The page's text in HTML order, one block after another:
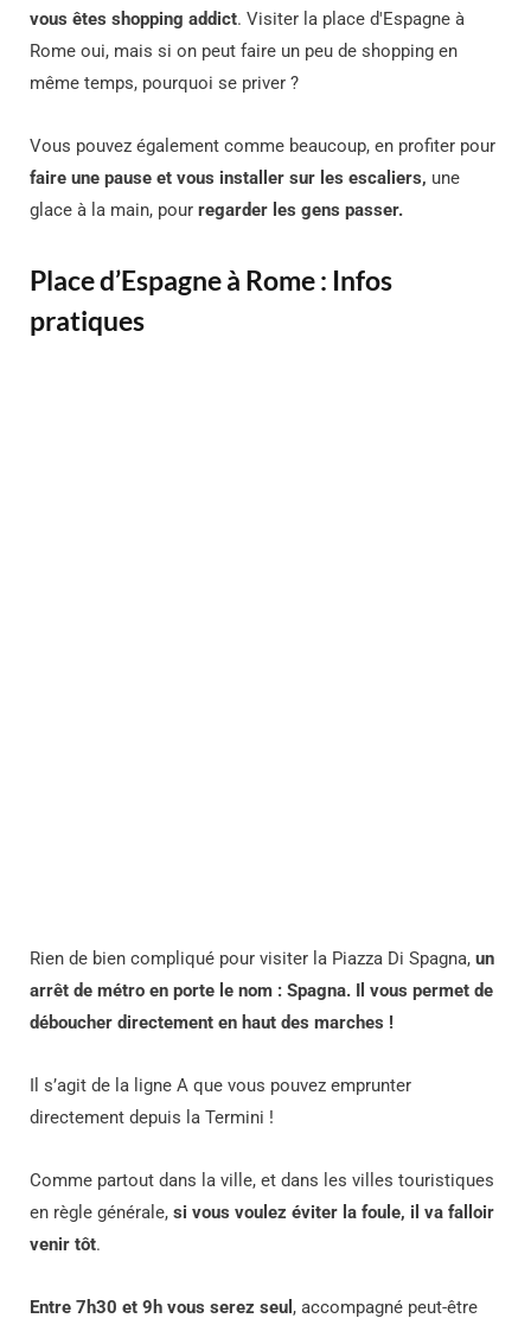
vous êtes shopping addict. Visiter la place d'Espagne à
Rome oui, mais si on peut faire un peu de shopping en
même temps, pourquoi se priver ?
Vous pouvez également comme beaucoup, en profiter pour
faire une pause et vous installer sur les escaliers, une
glace à la main, pour regarder les gens passer.
Place d’Espagne à Rome : Infos
pratiques
Rien de bien compliqué pour visiter la Piazza Di Spagna, un
arrêt de métro en porte le nom : Spagna. Il vous permet de
déboucher directement en haut des marches !
Il s’agit de la ligne A que vous pouvez emprunter
directement depuis la Termini !
Comme partout dans la ville, et dans les villes touristiques
en règle générale, si vous voulez éviter la foule, il va falloir
venir tôt.
Entre 7h30 et 9h vous serez seul , accompagné peut-être